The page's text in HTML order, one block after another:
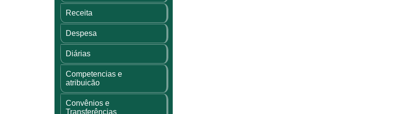
Receita
Despesa
Diárias
Competencias e
atribuicão
Convênios e
Transferências